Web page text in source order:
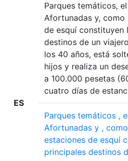
ES
Parques temáticos,
Afortunadas y, como
de esquí constituyen
destinos de un
los 40 años, está
hijos y realiza un
a 100.000 pesetas
cuatro días de
Parques temáticos ,
Afortunadas y , como
estaciones de esquí
principales destinos